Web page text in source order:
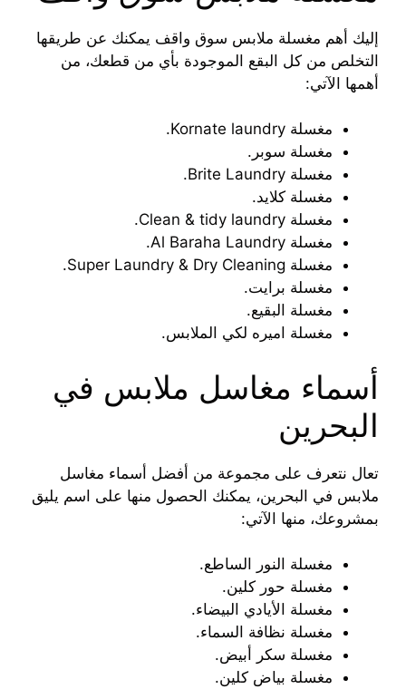
إليك أهم مغسلة ملابس سوق واقف يمكنك عن طريقها
التخلص من كل البقع الموجودة بأي من قطعك، من
أهمها الآتي:
مغسلة Kornate laundry.
مغسلة سوبر.
مغسلة Brite Laundry.
مغسلة كلايد.
مغسلة Clean & tidy laundry.
مغسلة Al Baraha Laundry.
مغسلة Super Laundry & Dry Cleaning.
مغسلة برايت.
مغسلة البقيع.
مغسلة اميره لكي الملابس.
أسماء مغاسل ملابس في
البحرين
تعال نتعرف على مجموعة من أفضل أسماء مغاسل
ملابس في البحرين، يمكنك الحصول منها على اسم يليق
بمشروعك، منها الآتي:
مغسلة النور الساطع.
مغسلة حور كلين.
مغسلة الأيادي البيضاء.
مغسلة نظافة السماء.
مغسلة سكر أبيض.
مغسلة بياض كلين.